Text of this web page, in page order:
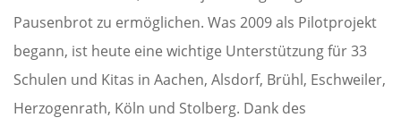
Pausenbrot zu ermöglichen. Was 2009 als Pilotprojekt
begann, ist heute eine wichtige Unterstützung für 33
Schulen und Kitas in Aachen, Alsdorf, Brühl, Eschweiler,
Herzogenrath, Köln und Stolberg. Dank des